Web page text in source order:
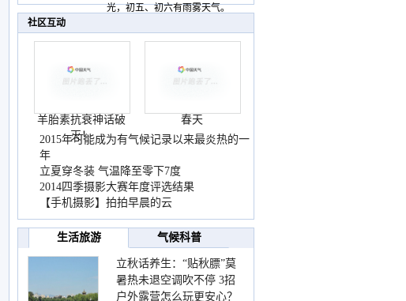
光，初五、初六有雨雾天气。
天气
社区互动
羊胎素抗衰神话破
灭！
春天
2015年可能成为有气候记录以来最炎热的一
年
立夏穿冬装 气温降至零下7度
2014四季摄影大赛年度评选结果
【手机摄影】拍拍早晨的云
生活旅游 气候科普
立秋话养生：“贴秋膘”莫
着急 先清暑再防燥
暑热未退空调吹不停 3招
护住肩颈不酸痛
户外露营怎么玩更安心？